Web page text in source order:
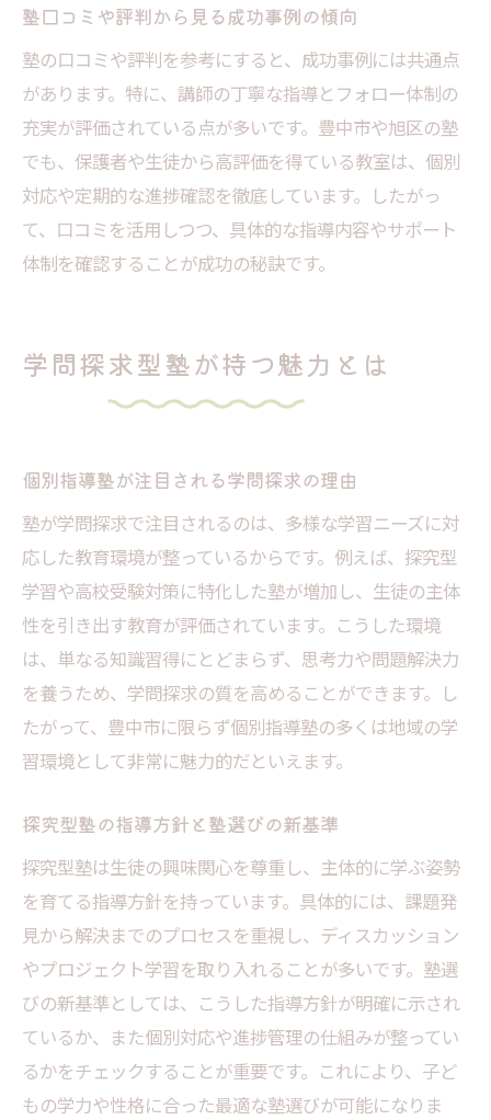
塾口コミや評判から見る成功事例の傾向
塾の口コミや評判を参考にすると、成功事例には共通点
があります。特に、講師の丁寧な指導とフォロー体制の
充実が評価されている点が多いです。豊中市や旭区の塾
でも、保護者や生徒から高評価を得ている教室は、個別
対応や定期的な進捗確認を徹底しています。したがっ
て、口コミを活用しつつ、具体的な指導内容やサポート
体制を確認することが成功の秘訣です。
学問探求型塾が持つ魅力とは
個別指導塾が注目される学問探求の理由
塾が学問探求で注目されるのは、多様な学習ニーズに対
応した教育環境が整っているからです。例えば、探究型
学習や高校受験対策に特化した塾が増加し、生徒の主体
性を引き出す教育が評価されています。こうした環境
は、単なる知識習得にとどまらず、思考力や問題解決力
を養うため、学問探求の質を高めることができます。し
たがって、豊中市に限らず個別指導塾の多くは地域の学
習環境として非常に魅力的だといえます。
探究型塾の指導方針と塾選びの新基準
探究型塾は生徒の興味関心を尊重し、主体的に学ぶ姿勢
を育てる指導方針を持っています。具体的には、課題発
見から解決までのプロセスを重視し、ディスカッション
やプロジェクト学習を取り入れることが多いです。塾選
びの新基準としては、こうした指導方針が明確に示され
ているか、また個別対応や進捗管理の仕組みが整ってい
るかをチェックすることが重要です。これにより、子ど
もの学力や性格に合った最適な塾選びが可能になりま